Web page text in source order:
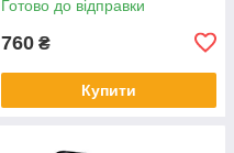
Готово до відправки
760 ₴
Купити